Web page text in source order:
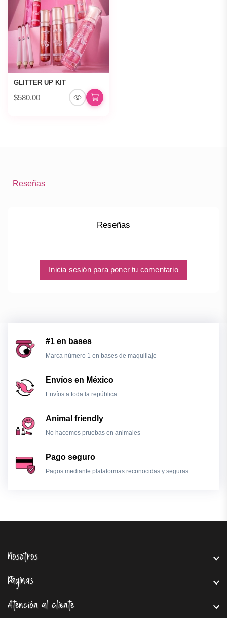
GLITTER UP KIT
$580.00
Reseñas
Reseñas
Inicia sesión para poner tu comentario
#1 en bases
Marca número 1 en bases de maquillaje
Envíos en México
Envíos a toda la república
Animal friendly
No hacemos pruebas en animales
Pago seguro
Pagos mediante plataformas reconocidas y seguras
Nosotros
Páginas
Atención al cliente